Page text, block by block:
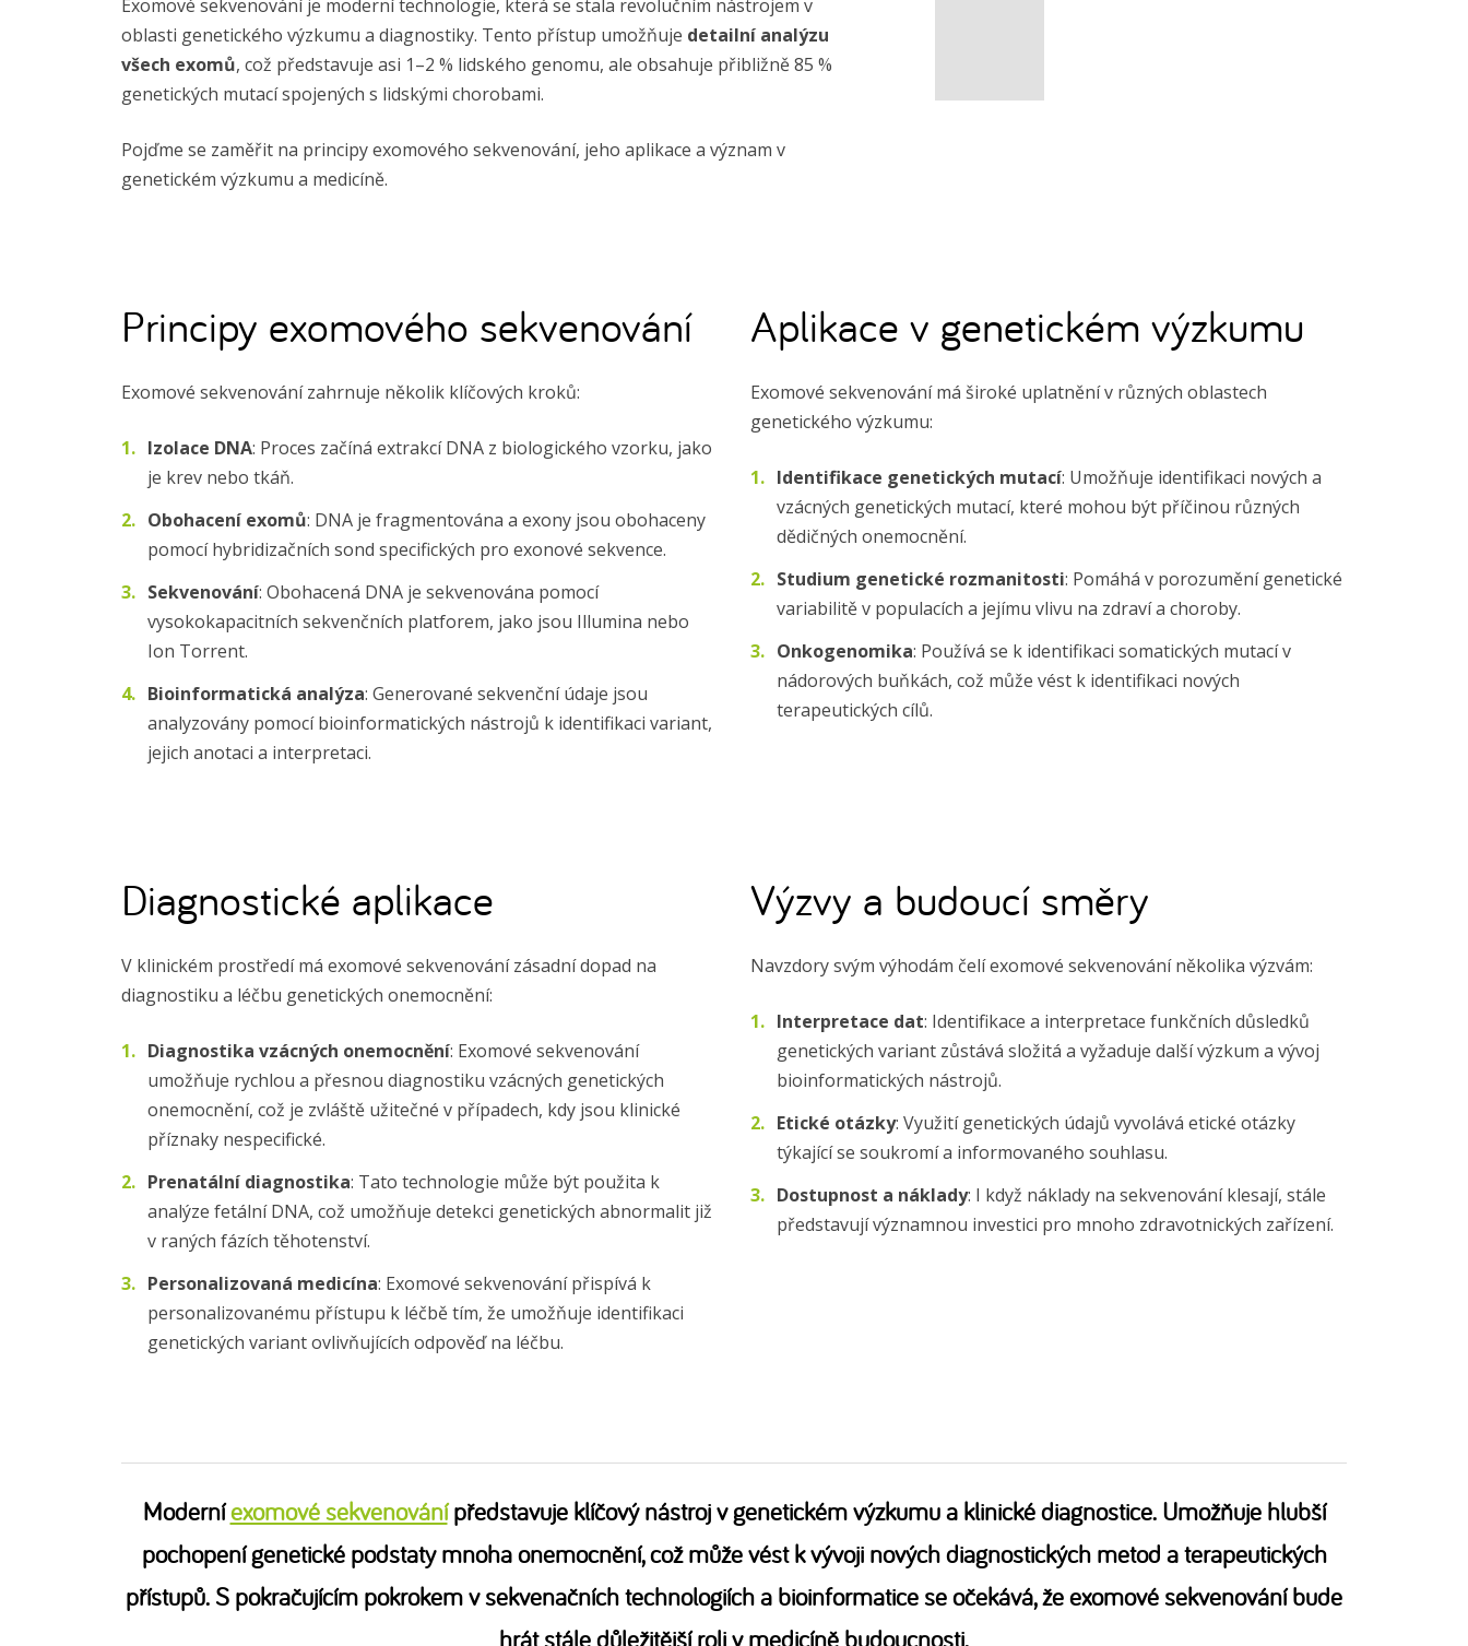
Exomové sekvenování je moderní technologie, která se stala revolučním nástrojem v
oblasti genetického výzkumu a diagnostiky. Tento přístup umožňuje detailní analýzu
všech exomů, což představuje asi 1–2 % lidského genomu, ale obsahuje přibližně 85 %
genetických mutací spojených s lidskými chorobami.
Pojďme se zaměřit na principy exomového sekvenování, jeho aplikace a význam v
genetickém výzkumu a medicíně.
Principy exomového sekvenování
Exomové sekvenování zahrnuje několik klíčových kroků:
Izolace DNA: Proces začíná extrakcí DNA z biologického vzorku, jako
je krev nebo tkáň.
Obohacení exomů: DNA je fragmentována a exony jsou obohaceny
pomocí hybridizačních sond specifických pro exonové sekvence.
Sekvenování: Obohacená DNA je sekvenována pomocí
vysokokapacitních sekvenčních platforem, jako jsou Illumina nebo
Ion Torrent.
Bioinformatická analýza: Generované sekvenční údaje jsou
analyzovány pomocí bioinformatických nástrojů k identifikaci variant,
jejich anotaci a interpretaci.
Aplikace v genetickém výzkumu
Exomové sekvenování má široké uplatnění v různých oblastech
genetického výzkumu:
Identifikace genetických mutací: Umožňuje identifikaci nových a
vzácných genetických mutací, které mohou být příčinou různých
dědičných onemocnění.
Studium genetické rozmanitosti: Pomáhá v porozumění genetické
variabilitě v populacích a jejímu vlivu na zdraví a choroby.
Onkogenomika: Používá se k identifikaci somatických mutací v
nádorových buňkách, což může vést k identifikaci nových
terapeutických cílů.
Diagnostické aplikace
V klinickém prostředí má exomové sekvenování zásadní dopad na
diagnostiku a léčbu genetických onemocnění:
Diagnostika vzácných onemocnění: Exomové sekvenování
umožňuje rychlou a přesnou diagnostiku vzácných genetických
onemocnění, což je zvláště užitečné v případech, kdy jsou klinické
příznaky nespecifické.
Prenatální diagnostika: Tato technologie může být použita k
analýze fetální DNA, což umožňuje detekci genetických abnormalit již
v raných fázích těhotenství.
Personalizovaná medicína: Exomové sekvenování přispívá k
personalizovanému přístupu k léčbě tím, že umožňuje identifikaci
genetických variant ovlivňujících odpověď na léčbu.
Výzvy a budoucí směry
Navzdory svým výhodám čelí exomové sekvenování několika výzvám:
Interpretace dat: Identifikace a interpretace funkčních důsledků
genetických variant zůstává složitá a vyžaduje další výzkum a vývoj
bioinformatických nástrojů.
Etické otázky: Využití genetických údajů vyvolává etické otázky
týkající se soukromí a informovaného souhlasu.
Dostupnost a náklady: I když náklady na sekvenování klesají, stále
představují významnou investici pro mnoho zdravotnických zařízení.
Moderníexomové sekvenovánípředstavuje klíčový nástroj v genetickém výzkumu a klinické diagnostice. Umožňuje hlubší
pochopení genetické podstaty mnoha onemocnění, což může vést k vývoji nových diagnostických metod a terapeutických
přístupů. S pokračujícím pokrokem v sekvenačních technologiích a bioinformatice se očekává, že exomové sekvenování bude
hrát stále důležitější roli v medicíně budoucnosti.